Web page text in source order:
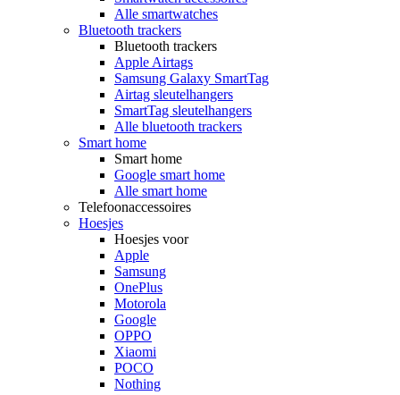
Alle smartwatches
Bluetooth trackers
Bluetooth trackers
Apple Airtags
Samsung Galaxy SmartTag
Airtag sleutelhangers
SmartTag sleutelhangers
Alle bluetooth trackers
Smart home
Smart home
Google smart home
Alle smart home
Telefoonaccessoires
Hoesjes
Hoesjes voor
Apple
Samsung
OnePlus
Motorola
Google
OPPO
Xiaomi
POCO
Nothing